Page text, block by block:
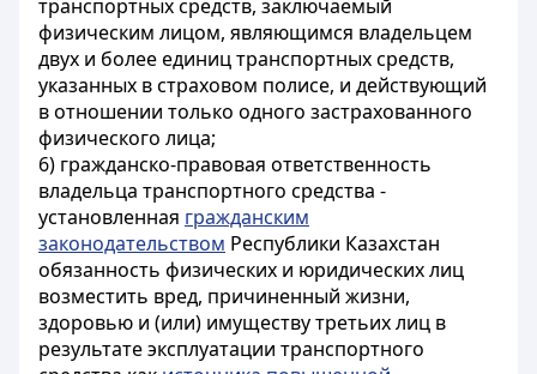
транспортных средств, заключаемый
физическим лицом, являющимся владельцем
двух и более единиц транспортных средств,
указанных в страховом полисе, и действующий
в отношении только одного застрахованного
физического лица;
6) гражданско-правовая ответственность
владельца транспортного средства -
установленная гражданским
законодательством Республики Казахстан
обязанность физических и юридических лиц
возместить вред, причиненный жизни,
здоровью и (или) имуществу третьих лиц в
результате эксплуатации транспортного